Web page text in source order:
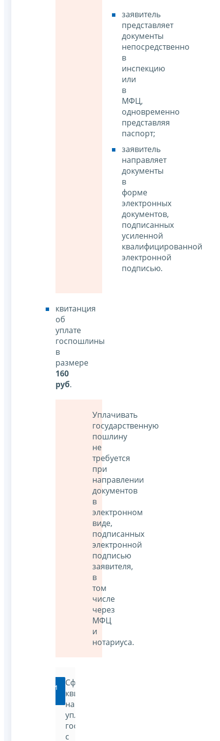
заявитель
представляет
документы
непосредственно
в
инспекцию
или
в
МФЦ,
одновременно
представляя
паспорт;
заявитель
направляет
документы
в
форме
электронных
документов,
подписанных
усиленной
квалифицированной
электронной
подписью.
квитанция
об
уплате
госпошлины
в
размере
160
руб.
Уплачивать
государственную
пошлину
не
требуется
при
направлении
документов
в
электронном
виде,
подписанных
электронной
подписью
заявителя,
в
том
числе
через
МФЦ
и
нотариуса.
Перейти
Сформировать
квитанцию
на
уплату
госпошлины
с